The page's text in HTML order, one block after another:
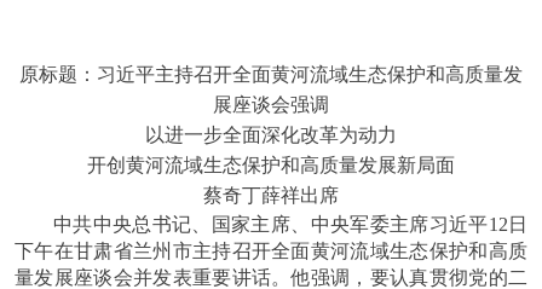
原标题：习近平主持召开全面黄河流域生态保护和高质量发
展座谈会强调
以进一步全面深化改革为动力
开创黄河流域生态保护和高质量发展新局面
蔡奇丁薛祥出席
中共中央总书记、国家主席、中央军委主席习近平12日
下午在甘肃省兰州市主持召开全面黄河流域生态保护和高质
量发展座谈会并发表重要讲话。他强调，要认真贯彻党的二